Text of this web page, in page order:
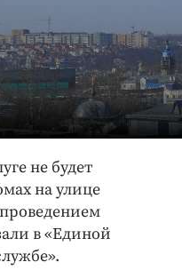
не будет
на улице
в «Единой